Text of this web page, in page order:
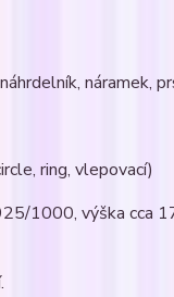
náramek,
ring, vlepovací)
1000, výška cca